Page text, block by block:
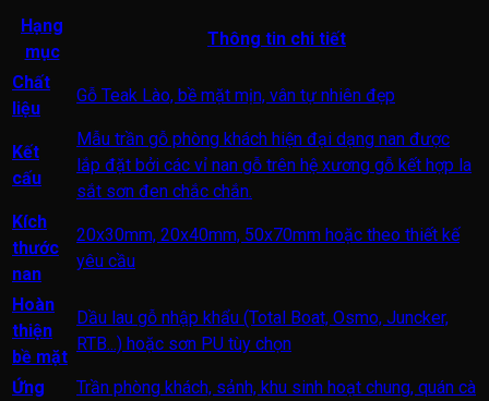
Hạng
mục
Thông tin chi tiết
Chất
liệu
Gỗ Teak Lào, bề mặt mịn, vân tự nhiên đẹp
Kết
cấu
Mẫu trần gỗ phòng khách hiện đại dạng nan được
lắp đặt bởi các vỉ nan gỗ trên hệ xương gỗ kết hợp la
sắt sơn đen chắc chắn.
Kích
thước
nan
20x30mm, 20x40mm, 50x70mm hoặc theo thiết kế
yêu cầu
Hoàn
thiện
bề mặt
Dầu lau gỗ nhập khẩu (Total Boat, Osmo, Juncker,
RTB...) hoặc sơn PU tùy chọn
Ứng
Trần phòng khách, sảnh, khu sinh hoạt chung, quán cà